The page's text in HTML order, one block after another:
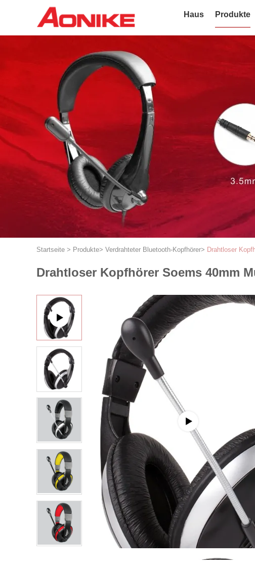
Haus Produkte
Startseite > Produkte> Verdrahteter Bluetooth-Kopfhörer> Drahtloser
Drahtloser Kopfhörer Soems 40mm